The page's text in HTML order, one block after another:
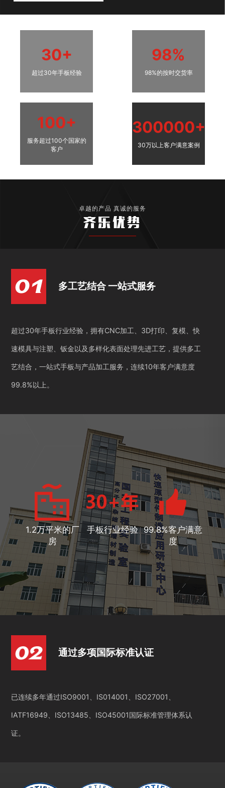
30+
超过30年手板经验
98%
98%的按时交货率
100+
服务超过100个国家的
客户
300000+
30万以上客户满意案例
卓越的产品 真诚的服务
齐乐优势
多工艺结合 一站式服务
超过30年手板行业经验，拥有CNC加工、3D打印、复模、快
速模具与注塑、钣金以及多样化表面处理先进工艺，提供多工
艺结合，一站式手板与产品加工服务，连续10年客户满意度
99.8%以上。
1.2万平米的厂
房
手板行业经验 99.8%客户满意
度
通过多项国际标准认证
已连续多年通过ISO9001、IS014001、ISO27001、
IATF16949、ISO13485、ISO45001国际标准管理体系认
证。